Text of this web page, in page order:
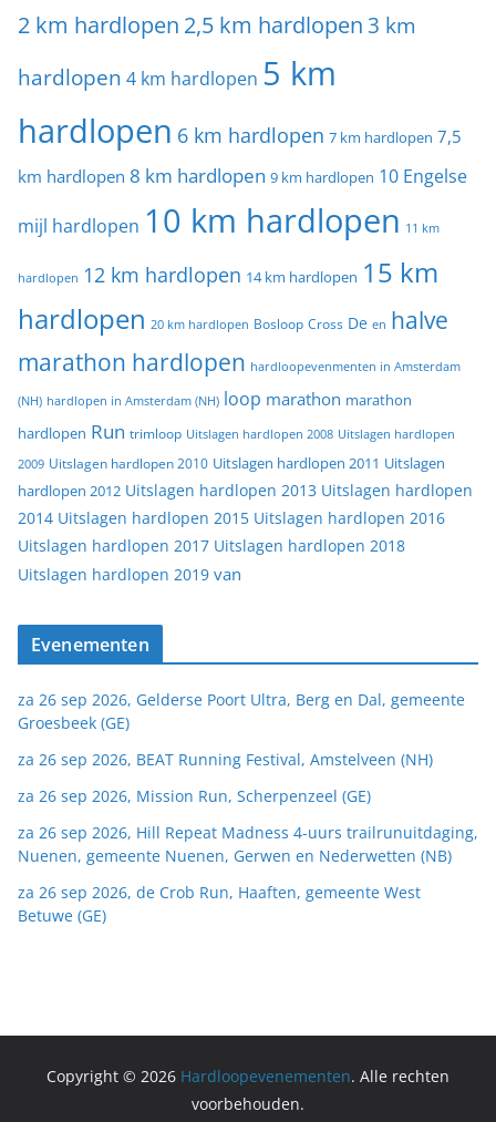
2 km hardlopen 2,5 km hardlopen 3 km
hardlopen 4 km hardlopen 5 km
hardlopen 6 km hardlopen 7 km hardlopen 7,5
km hardlopen 8 km hardlopen 9 km hardlopen 10 Engelse
mijl hardlopen 10 km hardlopen 11 km
hardlopen 12 km hardlopen 14 km hardlopen 15 km
hardlopen 20 km hardlopen Bosloop Cross De en halve
marathon hardlopen hardloopevenmenten in Amsterdam
(NH) hardlopen in Amsterdam (NH) loop marathon marathon
hardlopen Run trimloop Uitslagen hardlopen 2008 Uitslagen hardlopen
2009 Uitslagen hardlopen 2010 Uitslagen hardlopen 2011 Uitslagen
hardlopen 2012 Uitslagen hardlopen 2013 Uitslagen hardlopen
2014 Uitslagen hardlopen 2015 Uitslagen hardlopen 2016
Uitslagen hardlopen 2017 Uitslagen hardlopen 2018
Uitslagen hardlopen 2019 van
Evenementen
za 26 sep 2026, Gelderse Poort Ultra, Berg en Dal, gemeente
Groesbeek (GE)
za 26 sep 2026, BEAT Running Festival, Amstelveen (NH)
za 26 sep 2026, Mission Run, Scherpenzeel (GE)
za 26 sep 2026, Hill Repeat Madness 4-uurs trailrunuitdaging,
Nuenen, gemeente Nuenen, Gerwen en Nederwetten (NB)
za 26 sep 2026, de Crob Run, Haaften, gemeente West
Betuwe (GE)
Copyright © 2026 Hardloopevenementen. Alle rechten
voorbehouden.